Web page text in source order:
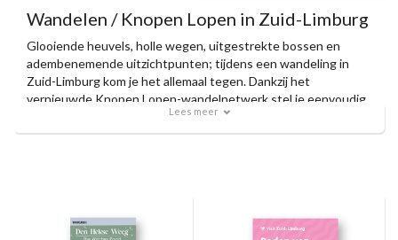
Visvergunningen
Brochures en kaarten
Plattegronden
Uit de streek
Ansichtkaarten
Wandelen / Knopen Lopen in Zuid-Limburg
Glooiende heuvels, holle wegen, uitgestrekte bossen en
adembenemende uitzichtpunten; tijdens een wandeling in
Zuid-Limburg kom je het allemaal tegen. Dankzij het
vernieuwde Knopen Lopen-wandelnetwerk stel je eenvoudig
je eigen route samen en volg je moeiteloos de knooppunten.
Met onze officiële wandelkaarten en zorgvuldig
Lees meer